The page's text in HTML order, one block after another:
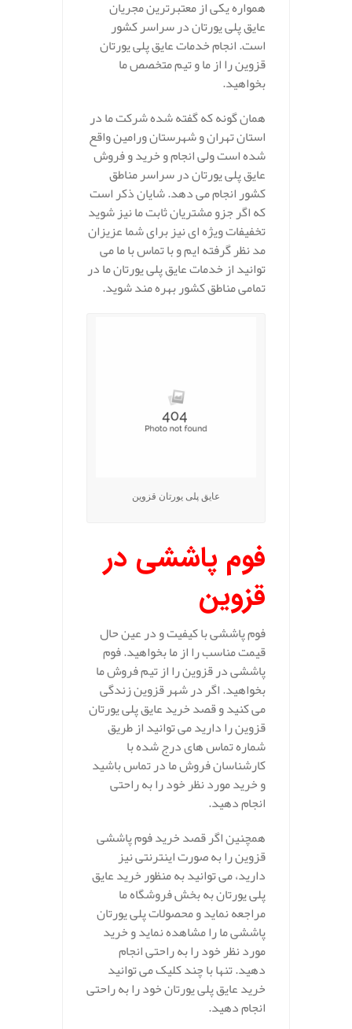
همواره یکی از معتبرترین مجریان
عایق پلی یورتان در سراسر کشور
است. انجام خدمات عایق پلی یورتان
قزوین را از ما و تیم متخصص ما
بخواهید.
همان گونه که گفته شده شرکت ما در
استان تهران و شهرستان ورامین واقع
شده است ولی انجام و خرید و فروش
عایق پلی یورتان در سراسر مناطق
کشور انجام می دهد. شایان ذکر است
که اگر جزو مشتریان ثابت ما نیز شوید
تخفیفات ویژه ای نیز برای شما عزیزان
مد نظر گرفته ایم و با تماس با ما می
توانید از خدمات عایق پلی یورتان ما در
تمامی مناطق کشور بهره مند شوید.
عایق پلی یورتان قزوین
فوم پاششی در
قزوین
فوم پاششی با کیفیت و در عین حال
قیمت مناسب را از ما بخواهید. فوم
پاششی در قزوین را از تیم فروش ما
بخواهید. اگر در شهر قزوین زندگی
می کنید و قصد خرید عایق پلی یورتان
قزوین را دارید می توانید از طریق
شماره تماس های درج شده با
کارشناسان فروش ما در تماس باشید
و خرید مورد نظر خود را به راحتی
انجام دهید.
همچنین اگر قصد خرید فوم پاششی
قزوین را به صورت اینترنتی نیز
دارید، می توانید به منظور خرید عایق
پلی یورتان به بخش فروشگاه ما
مراجعه نماید و محصولات پلی یورتان
پاششی ما را مشاهده نماید و خرید
مورد نظر خود را به راحتی انجام
دهید. تنها با چند کلیک می توانید
خرید عایق پلی یورتان خود را به راحتی
انجام دهید.